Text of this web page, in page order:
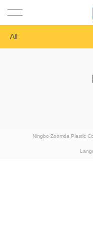
All
Ningbo Zoomda Plastic